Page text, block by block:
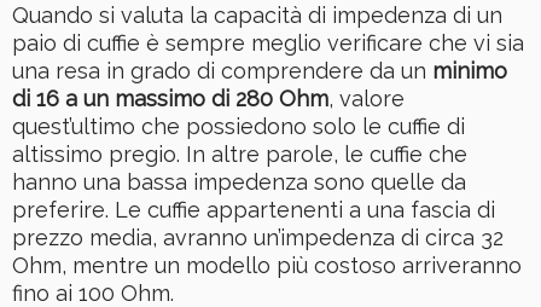
Quando si valuta la capacità di impedenza di un
paio di cuffie è sempre meglio verificare che vi sia
una resa in grado di comprendere da un minimo
di 16 a un massimo di 280 Ohm, valore
quest’ultimo che possiedono solo le cuffie di
altissimo pregio. In altre parole, le cuffie che
hanno una bassa impedenza sono quelle da
preferire. Le cuffie appartenenti a una fascia di
prezzo media, avranno un’impedenza di circa 32
Ohm, mentre un modello più costoso arriveranno
fino ai 100 Ohm.